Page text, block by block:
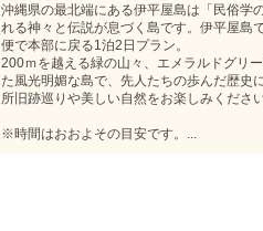
沖縄県の最北端にある伊平屋島は「民俗学
れる神々と伝説が息づく島です。伊平屋島
便で本部に戻る1泊2日プラン。
200ｍを越える緑の山々、エメラルドグリ
た風光明媚な島で、先人たちの歩んだ歴史
所旧跡巡りや美しい自然をお楽しみください
※時間はおおよその目安です。...